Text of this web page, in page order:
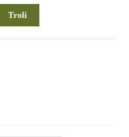
Troli